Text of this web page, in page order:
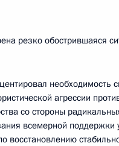
резко обострившаяся
необходимость
агрессии
со стороны
всемерной поддержки
восстановлению